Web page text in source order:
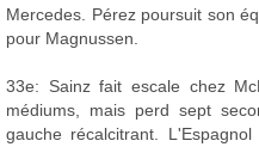
Mercedes. Pérez poursuit son
pour Magnussen.
33e: Sainz fait escale chez
médiums, mais perd sept
gauche récalcitrant.